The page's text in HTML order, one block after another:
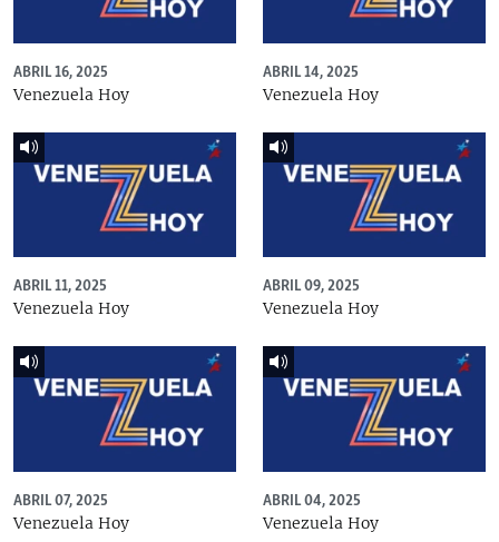
ABRIL 16, 2025
Venezuela Hoy
ABRIL 14, 2025
Venezuela Hoy
ABRIL 11, 2025
Venezuela Hoy
ABRIL 09, 2025
Venezuela Hoy
ABRIL 07, 2025
Venezuela Hoy
ABRIL 04, 2025
Venezuela Hoy